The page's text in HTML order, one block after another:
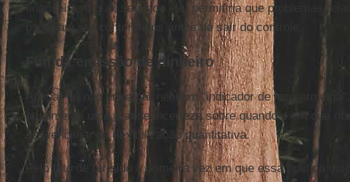
financeira, o que, segundo ele, permitiria que problemas
poderiam ser contornados antes de sair do controle.
Fim da emissão de dinheiro
Apesar de não enxergar nenhum "indicador de luz vermelha",
atualmente uma grande incerteza sobre quando e em que
desvencilhar da flexibilização quantitativa.
Pelo fato de ter sido a primeira vez em que essa política